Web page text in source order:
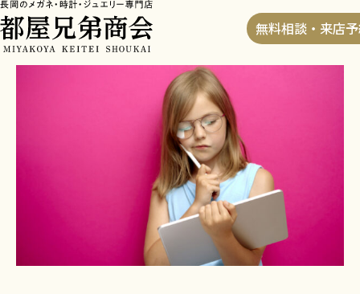
無料相談・来店
HOME> ブログ >眼科に行くべき？メガネ店に相談し
ていい？子どもの見え方で迷う母親
へ